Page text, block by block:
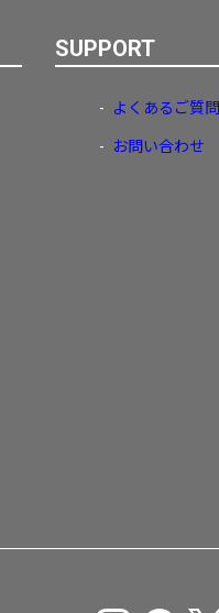
SUPPORT
よくあるご質問
お問い合わせ